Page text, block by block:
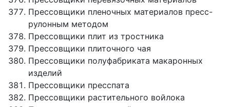
Прессовщики пленочных материалов пресс-
рулонным методом
Прессовщики плит из тростника
Прессовщики плиточного чая
Прессовщики полуфабриката макаронных
изделий
Прессовщики пресспата
Прессовщики растительного войлока